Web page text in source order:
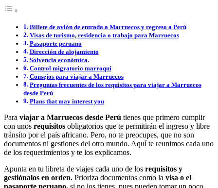
Billete de avión de entrada a Marruecos y regreso a Perú
Visas de turismo, residencia o trabajo para Marruecos
Pasaporte peruano
Dirección de alojamiento
Solvencia económica.
Control migratorio marroquí
Consejos para viajar a Marruecos
Preguntas frecuentes de los requisitos para viajar a Marruecos
desde Perú
Plans that may interest you
Para viajar a Marruecos desde Perú tienes que primero cumplir
con unos requisitos obligatorios que te permitirán el ingreso y libre
tránsito por el país africano. Pero, no te preocupes, que no son
documentos ni gestiones del otro mundo. Aquí te reunimos cada uno
de los requerimientos y te los explicamos.
Apunta en tu libreta de viajes cada uno de los requisitos y
gestiónalos en orden. Prioriza documentos como la visa o el